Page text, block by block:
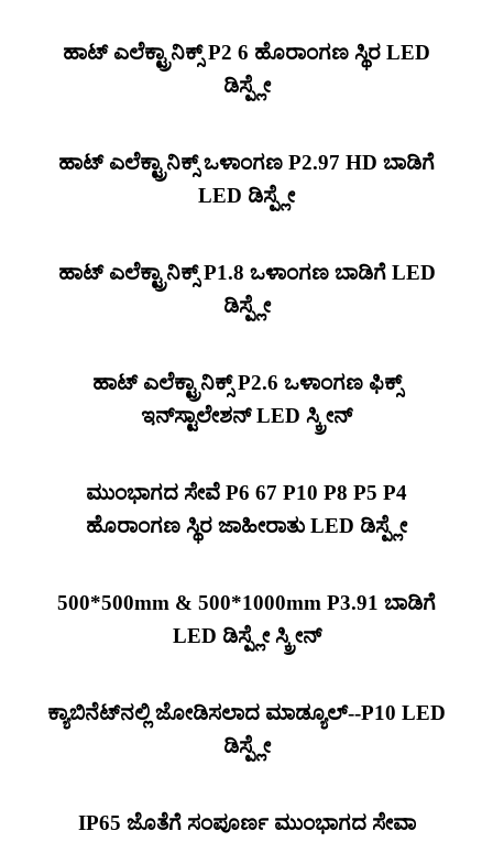
ಹಾಟ್ ಎಲೆಕ್ಟ್ರಾನಿಕ್ಸ್ P2 6 ಹೊರಾಂಗಣ ಸ್ಥಿರ LED
ಡಿಸ್ಪ್ಲೇ
ಹಾಟ್ ಎಲೆಕ್ಟ್ರಾನಿಕ್ಸ್ ಒಳಾಂಗಣ P2.97 HD ಬಾಡಿಗೆ
LED ಡಿಸ್ಪ್ಲೇ
ಹಾಟ್ ಎಲೆಕ್ಟ್ರಾನಿಕ್ಸ್ P1.8 ಒಳಾಂಗಣ ಬಾಡಿಗೆ LED
ಡಿಸ್ಪ್ಲೇ
ಹಾಟ್ ಎಲೆಕ್ಟ್ರಾನಿಕ್ಸ್ P2.6 ಒಳಾಂಗಣ ಫಿಕ್ಸ್
ಇನ್‌ಸ್ಟಾಲೇಶನ್ LED ಸ್ಕ್ರೀನ್
ಮುಂಭಾಗದ ಸೇವೆ P6 67 P10 P8 P5 P4
ಹೊರಾಂಗಣ ಸ್ಥಿರ ಜಾಹೀರಾತು LED ಡಿಸ್ಪ್ಲೇ
500*500mm & 500*1000mm P3.91 ಬಾಡಿಗೆ
LED ಡಿಸ್ಪ್ಲೇ ಸ್ಕ್ರೀನ್
ಕ್ಯಾಬಿನೆಟ್‌ನಲ್ಲಿ ಜೋಡಿಸಲಾದ ಮಾಡ್ಯೂಲ್--P10 LED
ಡಿಸ್ಪ್ಲೇ
IP65 ಜೊತೆಗೆ ಸಂಪೂರ್ಣ ಮುಂಭಾಗದ ಸೇವಾ